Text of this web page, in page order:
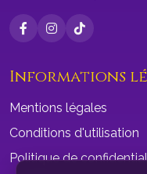
Informations
Mentions légales
Conditions d'utilisation
Politique de